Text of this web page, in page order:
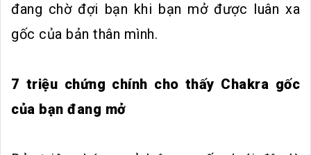
đang chờ đợi bạn khi bạn mở được luân xa
gốc của bản thân mình.
7 triệu chứng chính cho thấy Chakra gốc
của bạn đang mở